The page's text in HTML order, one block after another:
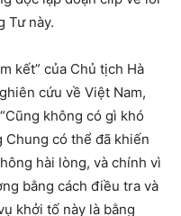
Tư này.
kết” của Chủ tịch Hà
cứu về Việt Nam,
không có gì khó
Chung có thể đã khiến
hài lòng, và chính vì
bằng cách điều tra và
khởi tố này là bằng